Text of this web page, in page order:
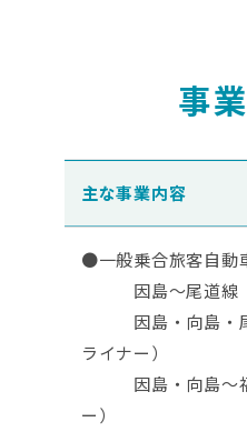
事
主な事業内容
●一般乗合旅客自動
因島～尾道線
因島・向島・尾
ライナー）
因島・向島～福
ー）